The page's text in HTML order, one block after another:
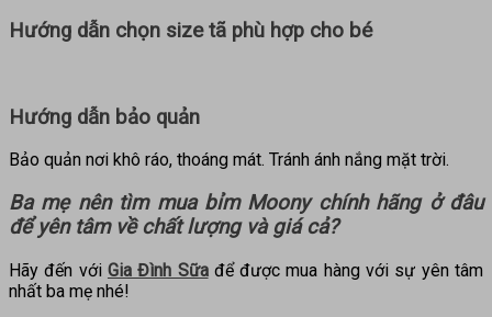
Hướng dẫn chọn size tã phù hợp cho bé
Hướng dẫn bảo quản
Bảo quản nơi khô ráo, thoáng mát. Tránh ánh nắng mặt trời.
Ba mẹ nên tìm mua bỉm Moony chính hãng ở đâu
để yên tâm về chất lượng và giá cả?
Hãy đến với Gia Đình Sữađể được mua hàng với sự yên tâm
nhất ba mẹ nhé!